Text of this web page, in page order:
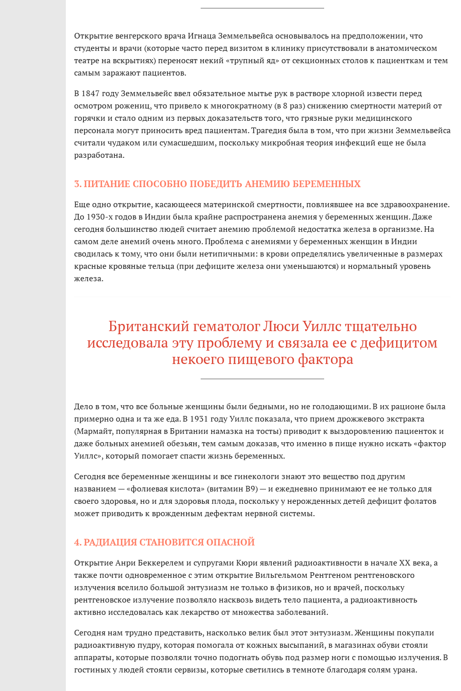
Открытие венгерского врача Игнаца Земмельвейса основывалось на предположении, что
студенты и врачи (которые часто перед визитом в клинику присутствовали в анатомическом
театре на вскрытиях) переносят некий «трупный яд» от секционных столов к пациенткам и тем
самым заражают пациентов.
В 1847 году Земмельвейс ввел обязательное мытье рук в растворе хлорной извести перед
осмотром рожениц, что привело к многократному (в 8 раз) снижению смертности материй от
горячки и стало одним из первых доказательств того, что грязные руки медицинского
персонала могут приносить вред пациентам. Трагедия была в том, что при жизни Земмельвейса
считали чудаком или сумасшедшим, поскольку микробная теория инфекций еще не была
разработана.
3. ПИТАНИЕ СПОСОБНО ПОБЕДИТЬ АНЕМИЮ БЕРЕМЕННЫХ
Еще одно открытие, касающееся материнской смертности, повлиявшее на все здравоохранение.
До 1930-х годов в Индии была крайне распространена анемия у беременных женщин. Даже
сегодня большинство людей считает анемию проблемой недостатка железа в организме. На
самом деле анемий очень много. Проблема с анемиями у беременных женщин в Индии
сводилась к тому, что они были нетипичными: в крови определялись увеличенные в размерах
красные кровяные тельца (при дефиците железа они уменьшаются) и нормальный уровень
железа.
Британский гематолог Люси Уиллс тщательно
исследовала эту проблему и связала ее с дефицитом
некоего пищевого фактора
Дело в том, что все больные женщины были бедными, но не голодающими. В их рационе была
примерно одна и та же еда. В 1931 году Уиллс показала, что прием дрожжевого экстракта
(Мармайт, популярная в Британии намазка на тосты) приводит к выздоровлению пациенток и
даже больных анемией обезьян, тем самым доказав, что именно в пище нужно искать «фактор
Уиллс», который помогает спасти жизнь беременных.
Сегодня все беременные женщины и все гинекологи знают это вещество под другим
названием — «фолиевая кислота» (витамин В9) — и ежедневно принимают ее не только для
своего здоровья, но и для здоровья плода, поскольку у нерожденных детей дефицит фолатов
может приводить к врожденным дефектам нервной системы.
4. РАДИАЦИЯ СТАНОВИТСЯ ОПАСНОЙ
Открытие Анри Беккерелем и супругами Кюри явлений радиоактивности в начале XX века, а
также почти одновременное с этим открытие Вильгельмом Рентгеном рентгеновского
излучения вселило большой энтузиазм не только в физиков, но и врачей, поскольку
рентгеновское излучение позволяло насквозь видеть тело пациента, а радиоактивность
активно исследовалась как лекарство от множества заболеваний.
Сегодня нам трудно представить, насколько велик был этот энтузиазм. Женщины покупали
радиоактивную пудру, которая помогала от кожных высыпаний, в магазинах обуви стояли
аппараты, которые позволяли точно подогнать обувь под размер ноги с помощью излучения. В
гостиных у людей стояли сервизы, которые светились в темноте благодаря солям урана.